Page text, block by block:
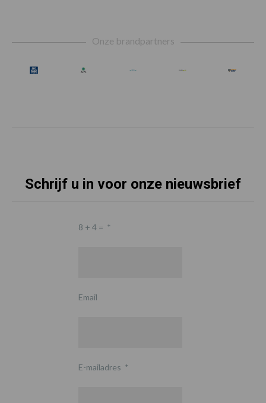
Onze brandpartners
Schrijf u in voor onze nieuwsbrief
8 + 4 = *
Email
E-mailadres *